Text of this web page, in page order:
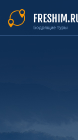
основному
содержанию